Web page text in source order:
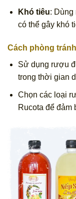
Khó tiêu: Dùng
có thể gây khó
Cách phòng tránh
Sử dụng rượu
trong thời gian
Chọn các loại
Rucota để đảm